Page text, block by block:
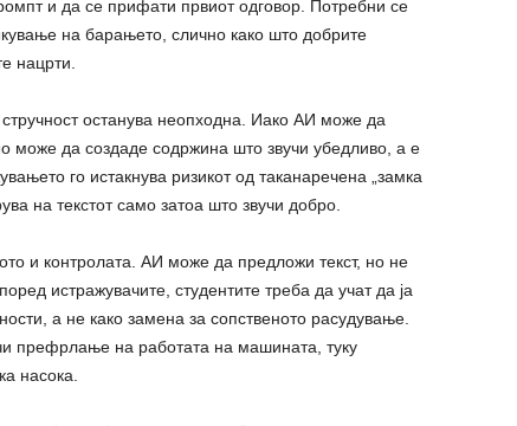
и да се прифати првиот одговор. Потребни се
на барањето, слично како што добрите
нацрти.
стручност останува неопходна. Иако АИ може да
може да создаде содржина што звучи убедливо, а е
го истакнува ризикот од таканаречена „замка
на текстот само затоа што звучи добро.
и контролата. АИ може да предложи текст, но не
истражувачите, студентите треба да учат да ја
а не како замена за сопственото расудување.
префрлање на работата на машината, туку
насока.